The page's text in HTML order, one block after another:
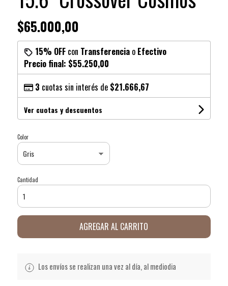
$65.000,00
15% OFFcon Transferenciao Efectivo
Precio final: $55.250,00
3 cuotas sin interés de $21.666,67
Ver cuotas y descuentos
Color
Cantidad
AGREGAR AL CARRITO
Los envíos se realizan una vez al día, al mediodia